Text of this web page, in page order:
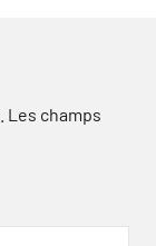
Les champs